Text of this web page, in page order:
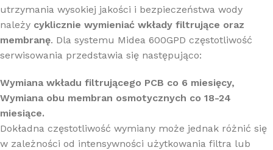
utrzymania wysokiej jakości i bezpieczeństwa wody
należy cyklicznie wymieniać wkłady filtrujące oraz
membranę. Dla systemu Midea 600GPD częstotliwość
serwisowania przedstawia się następująco:
Wymiana wkładu filtrującego PCB co 6 miesięcy,
Wymiana obu membran osmotycznych co 18-24
miesiące.
Dokładna częstotliwość wymiany może jednak różnić się
w zależności od intensywności użytkowania filtra lub